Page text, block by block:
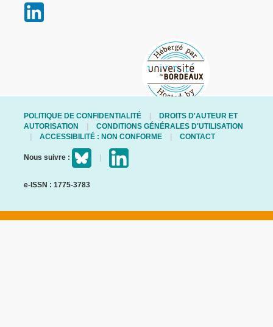
POLITIQUE DE CONFIDENTIALITÉ
DROITS D'AUTEUR ET
AUTORISATION
CONDITIONS GÉNÉRALES D'UTILISATION
ACCESSIBILITÉ : NON CONFORME
CONTACT
Nous suivre :
e-ISSN : 1775-3783